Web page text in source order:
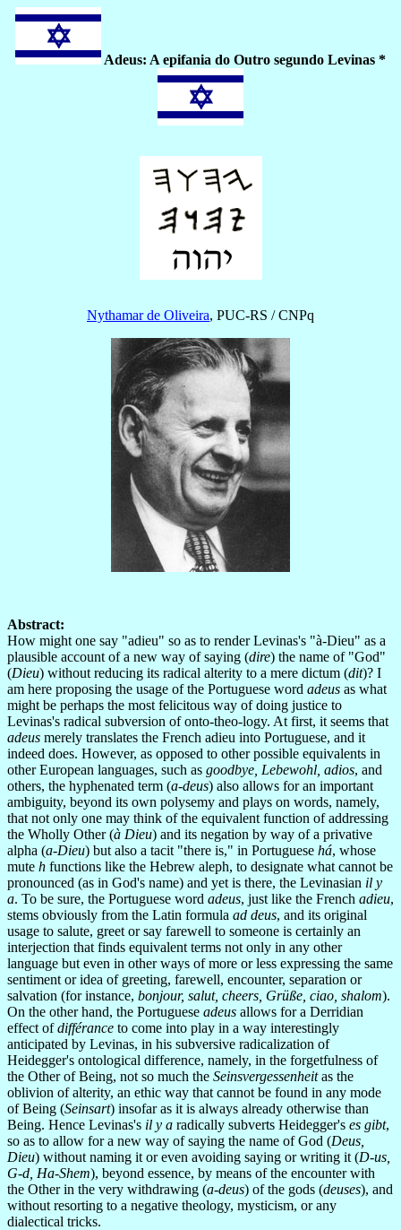
Adeus: A epifania do Outro segundo Levinas *
Nythamar de Oliveira, PUC-RS / CNPq
Abstract:
How might one say "adieu" so as to render Levinas's "à-Dieu" as a
plausible account of a new way of saying (dire) the name of "God"
(Dieu) without reducing its radical alterity to a mere dictum (dit)? I
am here proposing the usage of the Portuguese word adeus as what
might be perhaps the most felicitous way of doing justice to
Levinas's radical subversion of onto-theo-logy. At first, it seems that
adeus merely translates the French adieu into Portuguese, and it
indeed does. However, as opposed to other possible equivalents in
other European languages, such as goodbye, Lebewohl, adios, and
others, the hyphenated term (a-deus) also allows for an important
ambiguity, beyond its own polysemy and plays on words, namely,
that not only one may think of the equivalent function of addressing
the Wholly Other (à Dieu) and its negation by way of a privative
alpha (a-Dieu) but also a tacit "there is," in Portuguese há, whose
mute h functions like the Hebrew aleph, to designate what cannot be
pronounced (as in God's name) and yet is there, the Levinasian il y
a. To be sure, the Portuguese word adeus, just like the French adieu,
stems obviously from the Latin formula ad deus, and its original
usage to salute, greet or say farewell to someone is certainly an
interjection that finds equivalent terms not only in any other
language but even in other ways of more or less expressing the same
sentiment or idea of greeting, farewell, encounter, separation or
salvation (for instance, bonjour, salut, cheers, Grüße, ciao, shalom).
On the other hand, the Portuguese adeus allows for a Derridian
effect ofdifférance to come into play in a way interestingly
anticipated by Levinas, in his subversive radicalization of
Heidegger's ontological difference, namely, in the forgetfulness of
the Other of Being, not so much the Seinsvergessenheitas the
oblivion of alterity, an ethic way that cannot be found in any mode
of Being (Seinsart) insofar as it is always already otherwise than
Being. Hence Levinas's il y a radically subverts Heidegger's es gibt,
so as to allow for a new way of saying the name of God (Deus,
Dieu) without naming it or even avoiding saying or writing it (D-us,
G-d, Ha-Shem), beyond essence, by means of the encounter with
the Other in the very withdrawing (a-deus) of the gods (deuses), and
without resorting to a negative theology, mysticism, or any
dialectical tricks.